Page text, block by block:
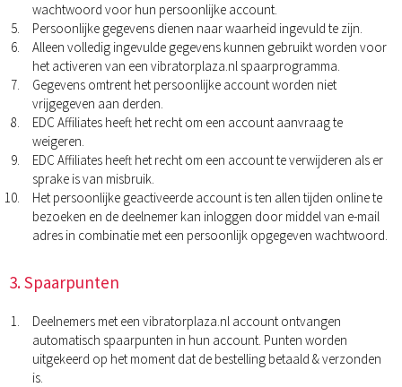
wachtwoord voor hun persoonlijke account.
Persoonlijke gegevens dienen naar waarheid ingevuld te zijn.
Alleen volledig ingevulde gegevens kunnen gebruikt worden voor
het activeren van een vibratorplaza.nl spaarprogramma.
Gegevens omtrent het persoonlijke account worden niet
vrijgegeven aan derden.
EDC Affiliates heeft het recht om een account aanvraag te
weigeren.
EDC Affiliates heeft het recht om een account te verwijderen als er
sprake is van misbruik.
Het persoonlijke geactiveerde account is ten allen tijden online te
bezoeken en de deelnemer kan inloggen door middel van e-mail
adres in combinatie met een persoonlijk opgegeven wachtwoord.
3. Spaarpunten
Deelnemers met een vibratorplaza.nl account ontvangen
automatisch spaarpunten in hun account. Punten worden
uitgekeerd op het moment dat de bestelling betaald & verzonden
is.